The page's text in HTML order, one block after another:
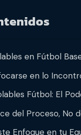
en Fútbol
en lo
Fútbol: El
del Proceso, No
Enfoque en tu